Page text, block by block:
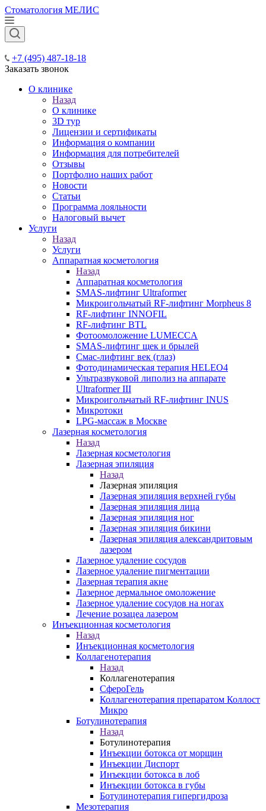
Стоматология МЕЛИС
+7 (495) 487-18-18
Заказать звонок
О клинике
Назад
О клинике
3D тур
Лицензии и сертификаты
Информация о компании
Информация для потребителей
Отзывы
Портфолио наших работ
Новости
Статьи
Программа лояльности
Налоговый вычет
Услуги
Назад
Услуги
Аппаратная косметология
Назад
Аппаратная косметология
SMAS-лифтинг Ultraformer
Микроигольчатый RF-лифтинг Morpheus 8
RF-лифтинг INNOFIL
RF-лифтинг BTL
Фотоомоложение LUMECCA
SMAS-лифтинг щек и брылей
Смас-лифтинг век (глаз)
Фотодинамическая терапия HELEO4
Ультразвуковой липолиз на аппарате
Ultraformer III
Микроигольчатый RF-лифтинг INUS
Микротоки
LPG-массаж в Москве
Лазерная косметология
Назад
Лазерная косметология
Лазерная эпиляция
Назад
Лазерная эпиляция
Лазерная эпиляция верхней губы
Лазерная эпиляция лица
Лазерная эпиляция ног
Лазерная эпиляция бикини
Лазерная эпиляция александритовым
лазером
Лазерное удаление сосудов
Лазерное удаление пигментации
Лазерная терапия акне
Лазерное дермальное омоложение
Лазерное удаление сосудов на ногах
Лечение розацеа лазером
Инъекционная косметология
Назад
Инъекционная косметология
Коллагенотерапия
Назад
Коллагенотерапия
СфероГель
Коллагенотерапия препаратом Коллост
Микро
Ботулинотерапия
Назад
Ботулинотерапия
Инъекции ботокса от морщин
Инъекции Диспорт
Инъекции ботокса в лоб
Инъекции ботокса в губы
Ботулинотерапия гипергидроза
Мезотерапия